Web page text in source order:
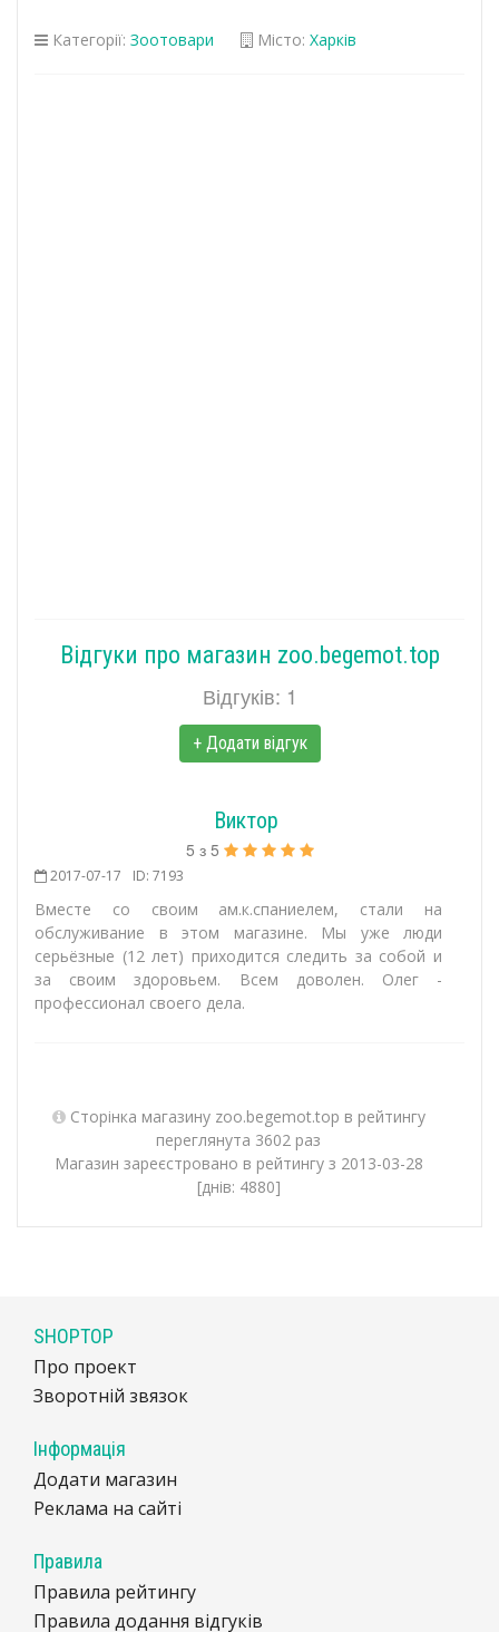
Категорії: Зоотовари Місто: Харків
Відгуки про магазин zoo.begemot.top
Відгуків: 1
+ Додати відгук
Виктор
5 з 5
2017-07-17 ID: 7193
Вместе со своим ам.к.спаниелем, стали на
обслуживание в этом магазине. Мы уже люди
серьёзные (12 лет) приходится следить за собой и
за своим здоровьем. Всем доволен. Олег -
профессионал своего дела.
Сторінка магазину zoo.begemot.top в рейтингу
переглянута 3602 раз
Магазин зареєстровано в рейтингу з 2013-03-28
[днів: 4880]
SHOPTOP
Про проект
Зворотній звязок
Інформація
Додати магазин
Реклама на сайті
Правила
Правила рейтингу
Правила додання відгуків